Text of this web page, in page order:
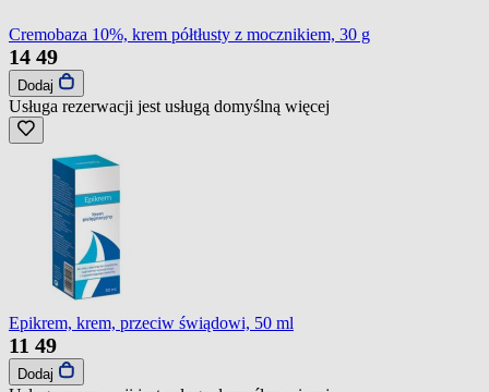
Cremobaza 10%, krem półtłusty z mocznikiem, 30 g
14 49
Dodaj
Usługa rezerwacji jest usługą domyślną więcej
Epikrem, krem, przeciw świądowi, 50 ml
11 49
Dodaj